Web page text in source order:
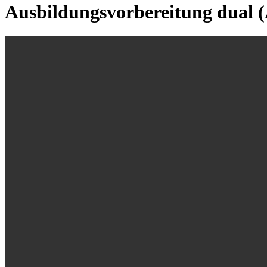
Ausbildungsvorbereitung dual